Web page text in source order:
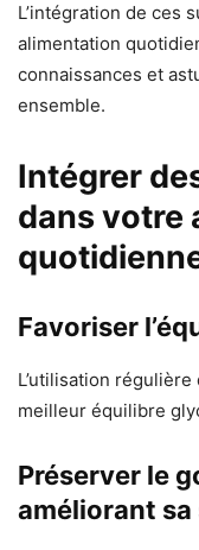
L’intégration de ces
alimentation
connaissances et
ensemble.
Intégrer
dans votre
Favoriser
L’utilisation
meilleur équilibre
Préserver le
améliorant sa